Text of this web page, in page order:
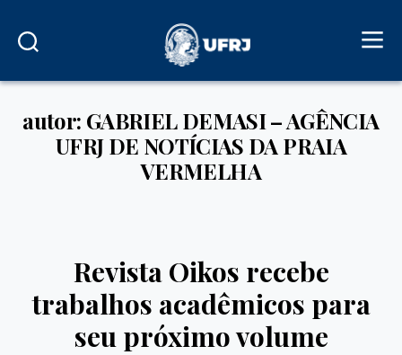
autor: GABRIEL DEMASI – AGÊNCIA
UFRJ DE NOTÍCIAS DA PRAIA
VERMELHA
Revista Oikos recebe
trabalhos acadêmicos para
seu próximo volume